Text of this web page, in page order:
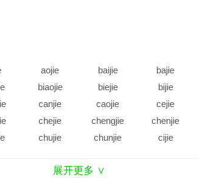
aojie baijie bajie
biaojie biejie bijie
canjie caojie cejie
chejie chengjie chenjie
chujie chunjie cijie
dijie dingjie
展开更多 ∨